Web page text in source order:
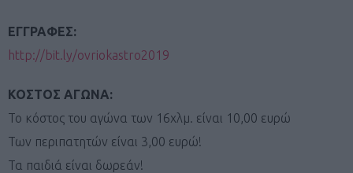
ΕΓΓΡΑΦΕΣ:
http://bit.ly/ovriokastro2019
ΚΟΣΤΟΣ ΑΓΩΝΑ:
Το κόστος του αγώνα των 16χλμ. είναι 10,00 ευρώ
Των περιπατητών είναι 3,00 ευρώ!
Τα παιδιά είναι δωρεάν!